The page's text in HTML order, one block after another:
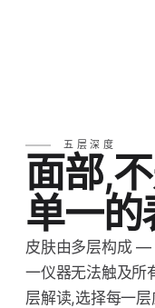
五层深度
面部,
单一的
皮肤由多层构成 —
一仪器无法触及所
层解读,选择每一层